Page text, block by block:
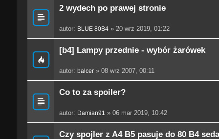
2 wydech po prawej stronie
autor: BLUE 80B4» 20 wrz 2019, 01:22
[b4] Lampy przednie - wybór żarówek
autor: balcer» 08 wrz 2007, 00:11
Co to za spoiler?
autor: Damian91 » 06 mar 2019, 10:42
Czy spojler z A4 B5 pasuje do 80 B4